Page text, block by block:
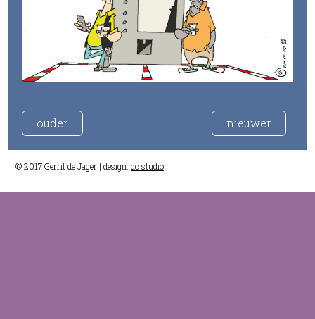
ouder nieuwer
© 2017 Gerrit de Jager | design: dc studio